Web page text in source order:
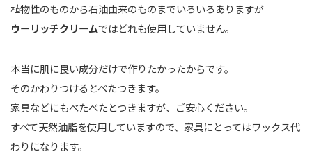
植物性のものから石油由来のものまでいろいろありますが
ウーリッチクリームではどれも使用していません。
本当に肌に良い成分だけで作りたかったからです。
そのかわりつけるとべたつきます。
家具などにもべたべたとつきますが、ご安心ください。
すべて天然油脂を使用していますので、家具にとってはワックス代
わりになります。